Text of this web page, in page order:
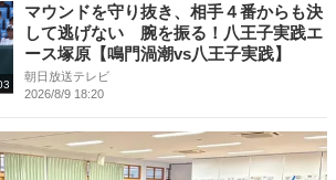
マウンドを守り抜き、相手４番からも決
して逃げない 腕を振る！八王子実践エ
ース塚原【鳴門渦潮vs八王子実践】
朝日放送テレビ
2026/8/9 18:20